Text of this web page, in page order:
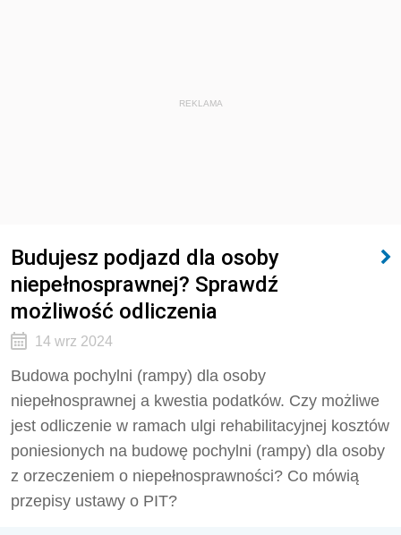
REKLAMA
Budujesz podjazd dla osoby
niepełnosprawnej? Sprawdź
możliwość odliczenia
14 wrz 2024
Budowa pochylni (rampy) dla osoby
niepełnosprawnej a kwestia podatków. Czy możliwe
jest odliczenie w ramach ulgi rehabilitacyjnej kosztów
poniesionych na budowę pochylni (rampy) dla osoby
z orzeczeniem o niepełnosprawności? Co mówią
przepisy ustawy o PIT?